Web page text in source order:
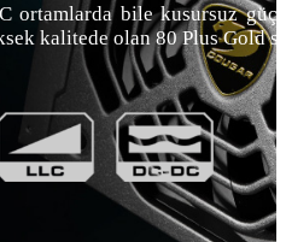
ortamlarda bile kusursuz güç
kalitede olan 80 Plus Gold